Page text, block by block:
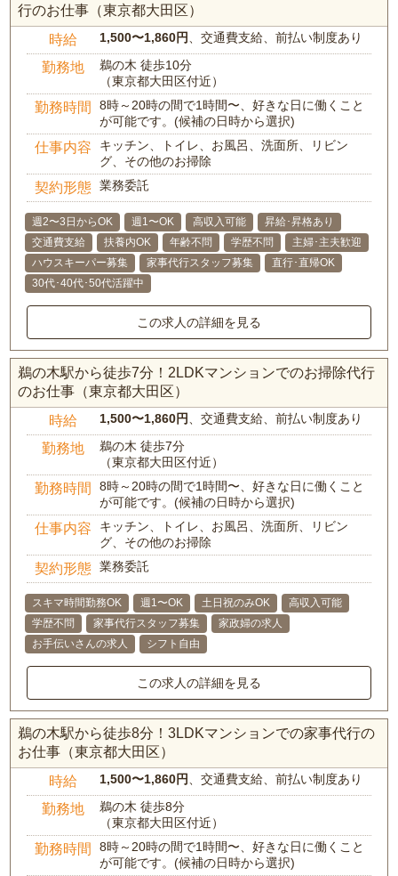
行のお仕事（東京都大田区）
時給 1,500〜1,860円 、交通費支給、前払い制度あり
勤務地
鵜の木 徒歩10分
（東京都大田区付近）
勤務時間
8時～20時の間で1時間〜、好きな日に働くこと
が可能です。(候補の日時から選択)
仕事内容
キッチン、トイレ、お風呂、洗面所、リビン
グ、その他のお掃除
契約形態 業務委託
週2〜3日からOK 週1〜OK 高収入可能
昇給･昇格あり
交通費支給
扶養内OK 年齢不問 学歴不問
主婦･主夫歓迎
ハウスキーパー募集
家事代行スタッフ募集
直行･直帰OK
30代･40代･50代活躍中
この求人の詳細を見る
鵜の木駅から徒歩7分！2LDKマンションでのお掃除代行
のお仕事（東京都大田区）
時給 1,500〜1,860円 、交通費支給、前払い制度あり
勤務地
鵜の木 徒歩7分
（東京都大田区付近）
勤務時間
8時～20時の間で1時間〜、好きな日に働くこと
が可能です。(候補の日時から選択)
仕事内容
キッチン、トイレ、お風呂、洗面所、リビン
グ、その他のお掃除
契約形態 業務委託
スキマ時間勤務OK 週1〜OK 土日祝のみOK
高収入可能
学歴不問
家事代行スタッフ募集
家政婦の求人
お手伝いさんの求人
シフト自由
この求人の詳細を見る
鵜の木駅から徒歩8分！3LDKマンションでの家事代行の
お仕事（東京都大田区）
時給 1,500〜1,860円 、交通費支給、前払い制度あり
勤務地
鵜の木 徒歩8分
（東京都大田区付近）
勤務時間
8時～20時の間で1時間〜、好きな日に働くこと
が可能です。(候補の日時から選択)